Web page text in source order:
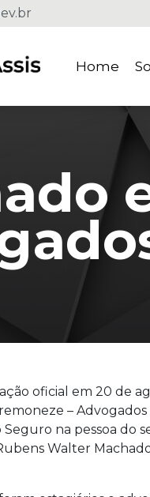
Home
oficial em 20 de
– Advogados
na pessoa do
Walter Machado